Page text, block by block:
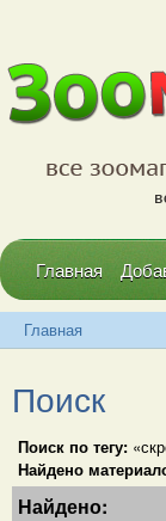
Главная
Главная
Поиск
Поиск по тегу:
Найдено
Найдено: